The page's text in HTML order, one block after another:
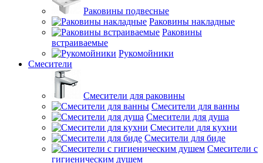
Раковины подвесные
Раковины накладные
Раковины
встраиваемые
Рукомойники
Смесители
Смесители для раковины
Смесители для ванны
Смесители для душа
Смесители для кухни
Смесители для биде
Смесители с
гигиеническим душем